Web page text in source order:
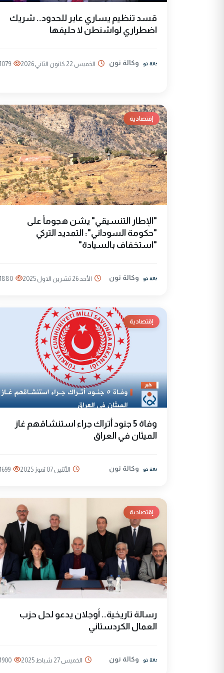
قسد تنظيم يساري عابر للحدود.. شريك
اضطراري لواشنطن لا حليفها
وكالة نون الخميس 22 كانون الثاني 2026
إقتصادية
"الإطار التنسيقي" يشن هجوماً على
"حكومة السوداني": التمديد التركي
"استخفاف بالسيادة"
وكالة نون الأحد 26 تشرين الاول 2025
إقتصادية
وفاة 5 جنود أتراك جراء استنشاقهم غاز
الميثان في العراق
وكالة نون الأثنين 07 تموز 2025
إقتصادية
رسالة تاريخية.. أوجلان يدعو لحل حزب
العمال الكردستاني
وكالة نون الخميس 27 شباط 2025